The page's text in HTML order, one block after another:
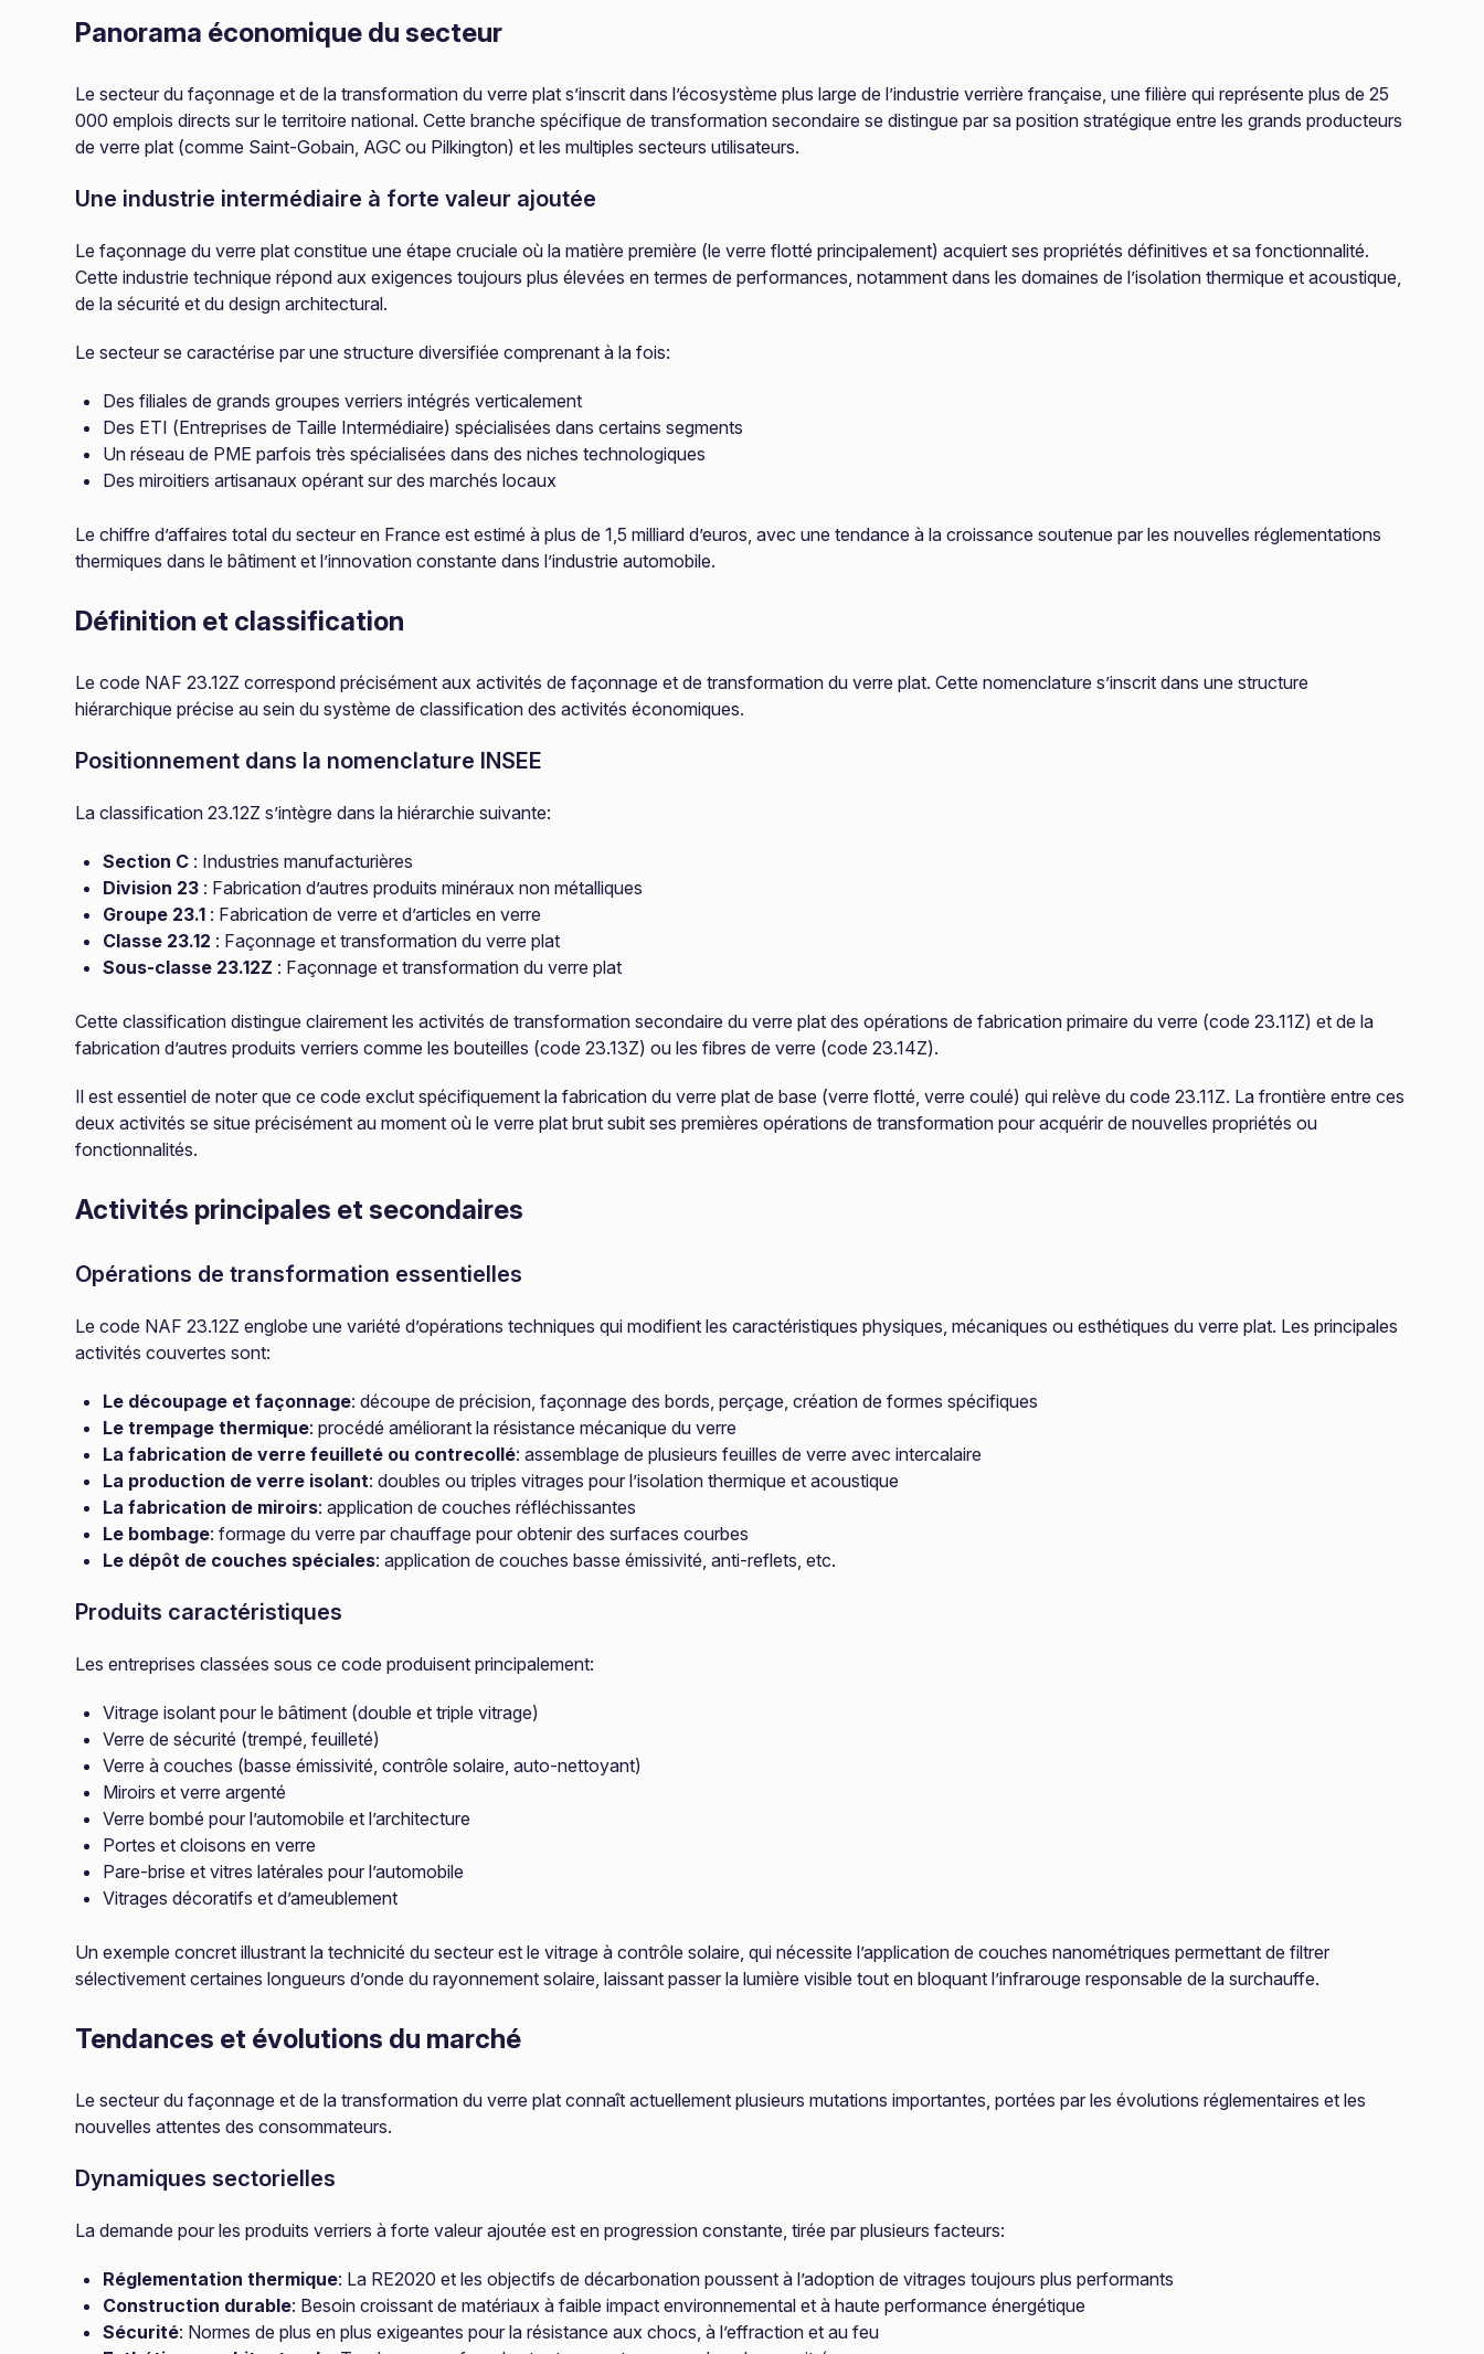
Panorama économique du secteur
Le secteur du façonnage et de la transformation du verre plat s’inscrit dans l’écosystème plus large de l’industrie verrière française, une filière qui représente plus de 25
000 emplois directs sur le territoire national. Cette branche spécifique de transformation secondaire se distingue par sa position stratégique entre les grands producteurs
de verre plat (comme Saint-Gobain, AGC ou Pilkington) et les multiples secteurs utilisateurs.
Une industrie intermédiaire à forte valeur ajoutée
Le façonnage du verre plat constitue une étape cruciale où la matière première (le verre flotté principalement) acquiert ses propriétés définitives et sa fonctionnalité.
Cette industrie technique répond aux exigences toujours plus élevées en termes de performances, notamment dans les domaines de l’isolation thermique et acoustique,
de la sécurité et du design architectural.
Le secteur se caractérise par une structure diversifiée comprenant à la fois:
Des filiales de grands groupes verriers intégrés verticalement
Des ETI (Entreprises de Taille Intermédiaire) spécialisées dans certains segments
Un réseau de PME parfois très spécialisées dans des niches technologiques
Des miroitiers artisanaux opérant sur des marchés locaux
Le chiffre d’affaires total du secteur en France est estimé à plus de 1,5 milliard d’euros, avec une tendance à la croissance soutenue par les nouvelles réglementations
thermiques dans le bâtiment et l’innovation constante dans l’industrie automobile.
Définition et classification
Le code NAF 23.12Z correspond précisément aux activités de façonnage et de transformation du verre plat. Cette nomenclature s’inscrit dans une structure
hiérarchique précise au sein du système de classification des activités économiques.
Positionnement dans la nomenclature INSEE
La classification 23.12Z s’intègre dans la hiérarchie suivante:
Section C : Industries manufacturières
Division 23 : Fabrication d’autres produits minéraux non métalliques
Groupe 23.1 : Fabrication de verre et d’articles en verre
Classe 23.12 : Façonnage et transformation du verre plat
Sous-classe 23.12Z : Façonnage et transformation du verre plat
Cette classification distingue clairement les activités de transformation secondaire du verre plat des opérations de fabrication primaire du verre (code 23.11Z) et de la
fabrication d’autres produits verriers comme les bouteilles (code 23.13Z) ou les fibres de verre (code 23.14Z).
Il est essentiel de noter que ce code exclut spécifiquement la fabrication du verre plat de base (verre flotté, verre coulé) qui relève du code 23.11Z. La frontière entre ces
deux activités se situe précisément au moment où le verre plat brut subit ses premières opérations de transformation pour acquérir de nouvelles propriétés ou
fonctionnalités.
Activités principales et secondaires
Opérations de transformation essentielles
Le code NAF 23.12Z englobe une variété d’opérations techniques qui modifient les caractéristiques physiques, mécaniques ou esthétiques du verre plat. Les principales
activités couvertes sont:
Le découpage et façonnage: découpe de précision, façonnage des bords, perçage, création de formes spécifiques
Le trempage thermique: procédé améliorant la résistance mécanique du verre
La fabrication de verre feuilleté ou contrecollé: assemblage de plusieurs feuilles de verre avec intercalaire
La production de verre isolant: doubles ou triples vitrages pour l’isolation thermique et acoustique
La fabrication de miroirs: application de couches réfléchissantes
Le bombage: formage du verre par chauffage pour obtenir des surfaces courbes
Le dépôt de couches spéciales: application de couches basse émissivité, anti-reflets, etc.
Produits caractéristiques
Les entreprises classées sous ce code produisent principalement:
Vitrage isolant pour le bâtiment (double et triple vitrage)
Verre de sécurité (trempé, feuilleté)
Verre à couches (basse émissivité, contrôle solaire, auto-nettoyant)
Miroirs et verre argenté
Verre bombé pour l’automobile et l’architecture
Portes et cloisons en verre
Pare-brise et vitres latérales pour l’automobile
Vitrages décoratifs et d’ameublement
Un exemple concret illustrant la technicité du secteur est le vitrage à contrôle solaire, qui nécessite l’application de couches nanométriques permettant de filtrer
sélectivement certaines longueurs d’onde du rayonnement solaire, laissant passer la lumière visible tout en bloquant l’infrarouge responsable de la surchauffe.
Tendances et évolutions du marché
Le secteur du façonnage et de la transformation du verre plat connaît actuellement plusieurs mutations importantes, portées par les évolutions réglementaires et les
nouvelles attentes des consommateurs.
Dynamiques sectorielles
La demande pour les produits verriers à forte valeur ajoutée est en progression constante, tirée par plusieurs facteurs:
Réglementation thermique: La RE2020 et les objectifs de décarbonation poussent à l’adoption de vitrages toujours plus performants
Construction durable: Besoin croissant de matériaux à faible impact environnemental et à haute performance énergétique
Sécurité: Normes de plus en plus exigeantes pour la résistance aux chocs, à l’effraction et au feu